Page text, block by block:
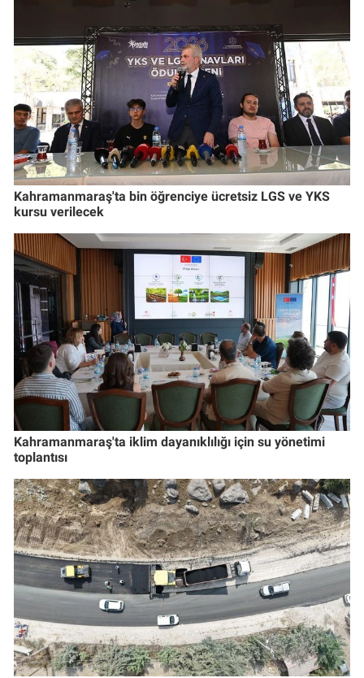
Kahramanmaraş'ta bin öğrenciye ücretsiz LGS ve YKS
kursu verilecek
Kahramanmaraş'ta iklim dayanıklılığı için su yönetimi
toplantısı